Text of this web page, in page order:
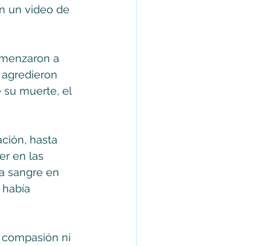
un video de
a
su muerte, el
hasta
en las
sangre en
ni